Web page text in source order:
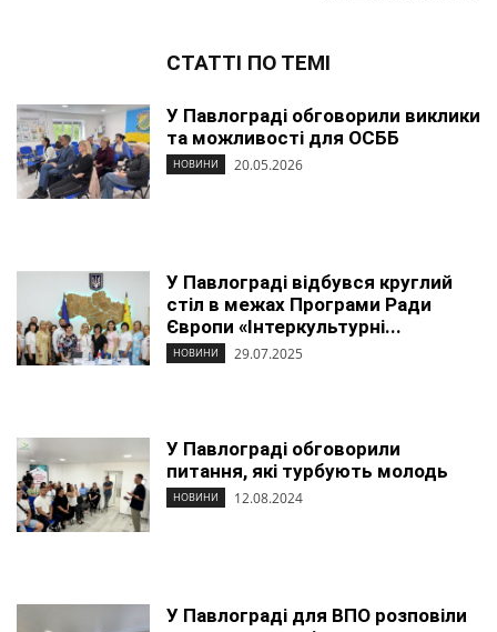
СТАТТІ ПО ТЕМІ
У Павлограді обговорили виклики
та можливості для ОСББ
НОВИНИ 20.05.2026
У Павлограді відбувся круглий
стіл в межах Програми Ради
Європи «Інтеркультурні...
НОВИНИ 29.07.2025
У Павлограді обговорили
питання, які турбують молодь
НОВИНИ 12.08.2024
У Павлограді для ВПО розповіли